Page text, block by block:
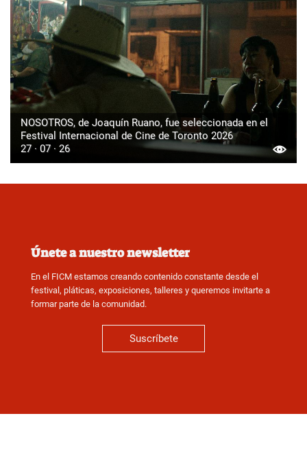
NOSOTROS, de Joaquín Ruano, fue seleccionada en el
Festival Internacional de Cine de Toronto 2026
27 · 07 · 26
Únete a nuestro newsletter
En el FICM estamos creando contenido constante desde el
festival, pláticas, exposiciones, talleres y queremos invitarte a
formar parte de la comunidad.
Suscríbete